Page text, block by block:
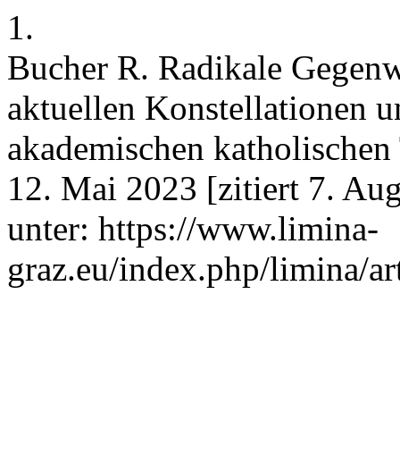
1.
Bucher R. Radikale
aktuellen Konstellationen
akademischen
12. Mai 2023 [zitiert 7.
unter: https://www.limina-
graz.eu/index.php/limina/